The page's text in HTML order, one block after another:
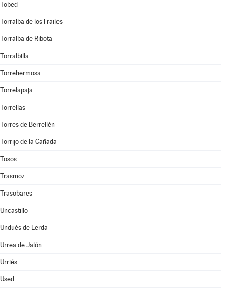
Tobed
Torralba de los Frailes
Torralba de Ribota
Torralbilla
Torrehermosa
Torrelapaja
Torrellas
Torres de Berrellén
Torrijo de la Cañada
Tosos
Trasmoz
Trasobares
Uncastillo
Undués de Lerda
Urrea de Jalón
Urriés
Used